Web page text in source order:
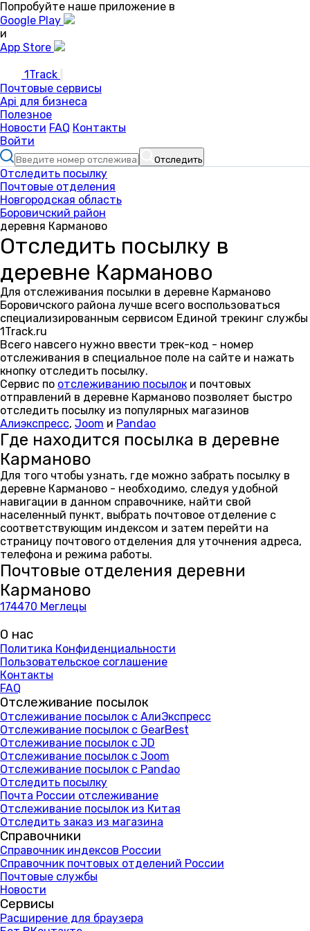
Попробуйте наше приложение в
Google Play
и
App Store
1Track
Почтовые сервисы
Api для бизнеса
Полезное
Новости FAQ Контакты
Войти
Отследить
Отследить посылку
Почтовые отделения
Новгородская область
Боровичский район
деревня Карманово
Отследить посылку в
деревне Карманово
Для отслеживания посылки в деревне Карманово
Боровичского района лучше всего воспользоваться
специализированным сервисом Единой трекинг службы
1Track.ru
Всего навсего нужно ввести трек-код - номер
отслеживания в специальное поле на сайте и нажать
кнопку отследить посылку.
Сервис по отслеживанию посылок и почтовых
отправлений в деревне Карманово позволяет быстро
отследить посылку из популярных магазинов
Алиэкспресс, Joom и Pandao
Где находится посылка в деревне
Карманово
Для того чтобы узнать, где можно забрать посылку в
деревне Карманово - необходимо, следуя удобной
навигации в данном справочнике, найти свой
населенный пункт, выбрать почтовое отделение с
соответствующим индексом и затем перейти на
страницу почтового отделения для уточнения адреса,
телефона и режима работы.
Почтовые отделения деревни
Карманово
174470 Меглецы
О нас
Политика Конфиденциальности
Пользовательское соглашение
Контакты
FAQ
Отслеживание посылок
Отслеживание посылок с АлиЭкспресс
Отслеживание посылок с GearBest
Отслеживание посылок с JD
Отслеживание посылок с Joom
Отслеживание посылок с Pandao
Отследить посылку
Почта России отслеживание
Отслеживание посылок из Китая
Отследить заказ из магазина
Справочники
Справочник индексов России
Справочник почтовых отделений России
Почтовые службы
Новости
Сервисы
Расширение для браузера